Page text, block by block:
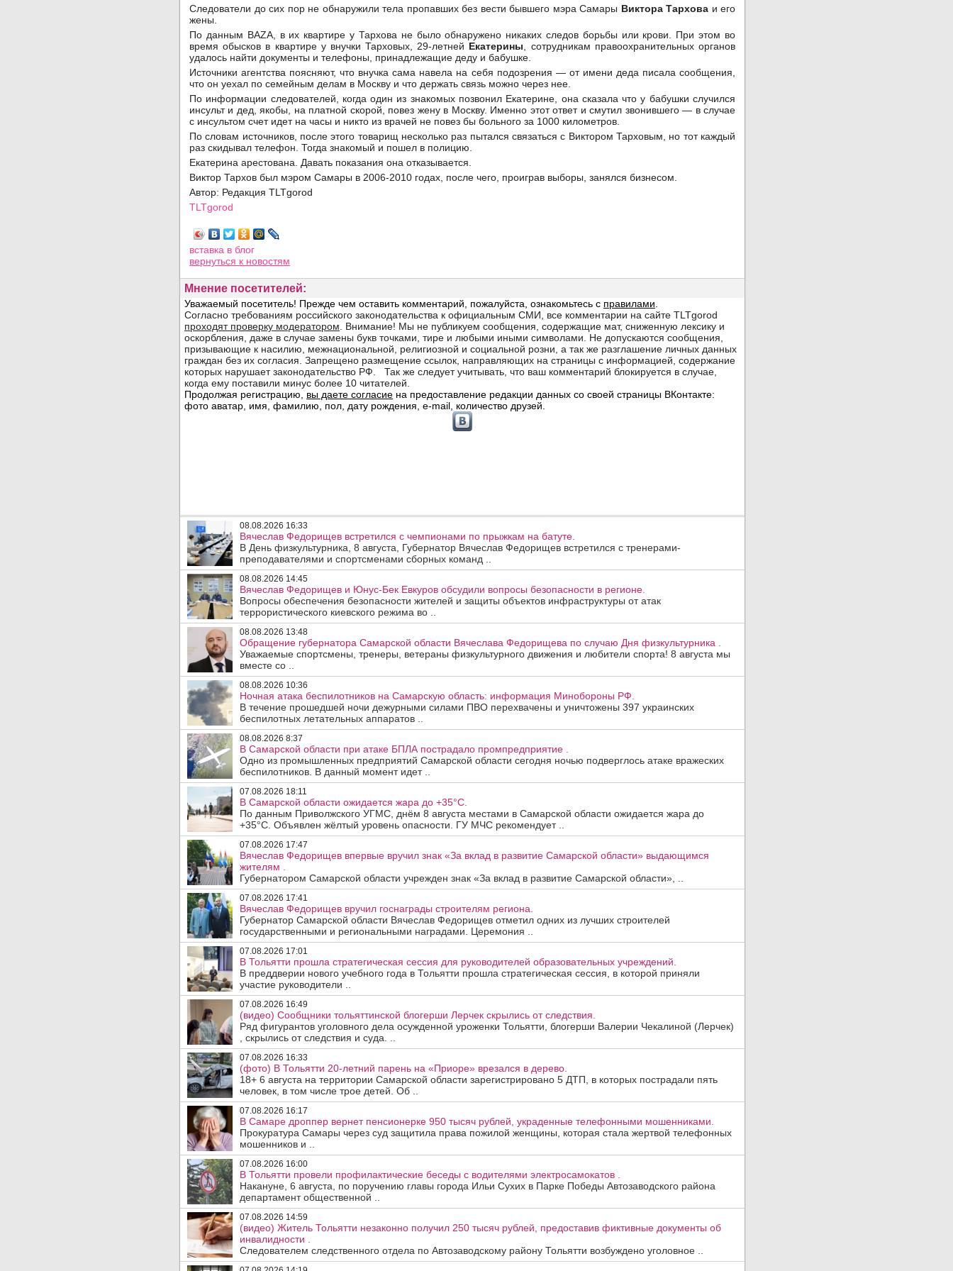
Следователи до сих пор не обнаружили тела пропавших без вести бывшего мэра Самары Виктора Тархова и его
жены.
По данным BAZA, в их квартире у Тархова не было обнаружено никаких следов борьбы или крови. При этом во
время обысков в квартире у внучки Тарховых, 29-летней Екатерины , сотрудникам правоохранительных органов
удалось найти документы и телефоны, принадлежащие деду и бабушке.
Источники агентства поясняют, что внучка сама навела на себя подозрения — от имени деда писала сообщения,
что он уехал по семейным делам в Москву и что держать связь можно через нее.
По информации следователей, когда один из знакомых позвонил Екатерине, она сказала что у бабушки случился
инсульт и дед, якобы, на платной скорой, повез жену в Москву. Именно этот ответ и смутил звонившего — в случае
с инсультом счет идет на часы и никто из врачей не повез бы больного за 1000 километров.
По словам источников, после этого товарищ несколько раз пытался связаться с Виктором Тарховым, но тот каждый
раз скидывал телефон. Тогда знакомый и пошел в полицию.
Екатерина арестована. Давать показания она отказывается.
Виктор Тархов был мэром Самары в 2006-2010 годах, после чего, проиграв выборы, занялся бизнесом.
Автор: Редакция TLTgorod
TLTgorod
вставка в блог
вернуться к новостям
Мнение посетителей:
08.08.2026 16:33
Вячеслав Федорищев встретился с чемпионами по прыжкам на батуте.
В День физкультурника, 8 августа, Губернатор Вячеслав Федорищев встретился с тренерами-
преподавателями и спортсменами сборных команд ..
08.08.2026 14:45
Вячеслав Федорищев и Юнус-Бек Евкуров обсудили вопросы безопасности в регионе.
Вопросы обеспечения безопасности жителей и защиты объектов инфраструктуры от атак
террористического киевского режима во ..
08.08.2026 13:48
Обращение губернатора Самарской области Вячеслава Федорищева по случаю Дня физкультурника .
Уважаемые спортсмены, тренеры, ветераны физкультурного движения и любители спорта! 8 августа мы
вместе со ..
08.08.2026 10:36
Ночная атака беспилотников на Самарскую область: информация Минобороны РФ.
В течение прошедшей ночи дежурными силами ПВО перехвачены и уничтожены 397 украинских
беспилотных летательных аппаратов ..
08.08.2026 8:37
В Самарской области при атаке БПЛА пострадало промпредприятие .
Одно из промышленных предприятий Самарской области сегодня ночью подверглось атаке вражеских
беспилотников. В данный момент идет ..
07.08.2026 18:11
В Самарской области ожидается жара до +35°C.
По данным Приволжского УГМС, днём 8 августа местами в Самарской области ожидается жара до
+35°C. Объявлен жёлтый уровень опасности. ГУ МЧС рекомендует ..
07.08.2026 17:47
Вячеслав Федорищев впервые вручил знак «За вклад в развитие Самарской области» выдающимся
жителям .
Губернатором Самарской области учрежден знак «За вклад в развитие Самарской области», ..
07.08.2026 17:41
Вячеслав Федорищев вручил госнаграды строителям региона.
Губернатор Самарской области Вячеслав Федорищев отметил одних из лучших строителей
государственными и региональными наградами. Церемония ..
07.08.2026 17:01
В Тольятти прошла стратегическая сессия для руководителей образовательных учреждений.
В преддверии нового учебного года в Тольятти прошла стратегическая сессия, в которой приняли
участие руководители ..
07.08.2026 16:49
(видео) Сообщники тольяттинской блогерши Лерчек скрылись от следствия.
Ряд фигурантов уголовного дела осужденной уроженки Тольятти, блогерши Валерии Чекалиной (Лерчек)
, скрылись от следствия и суда. ..
07.08.2026 16:33
(фото) В Тольятти 20-летний парень на «Приоре» врезался в дерево.
18+ 6 августа на территории Самарской области зарегистрировано 5 ДТП, в которых пострадали пять
человек, в том числе трое детей. Об ..
07.08.2026 16:17
В Самаре дроппер вернет пенсионерке 950 тысяч рублей, украденные телефонными мошенниками.
Прокуратура Самары через суд защитила права пожилой женщины, которая стала жертвой телефонных
мошенников и ..
07.08.2026 16:00
В Тольятти провели профилактические беседы с водителями электросамокатов .
Накануне, 6 августа, по поручению главы города Ильи Сухих в Парке Победы Автозаводского района
департамент общественной ..
07.08.2026 14:59
(видео) Житель Тольятти незаконно получил 250 тысяч рублей, предоставив фиктивные документы об
инвалидности .
Следователем следственного отдела по Автозаводскому району Тольятти возбуждено уголовное ..